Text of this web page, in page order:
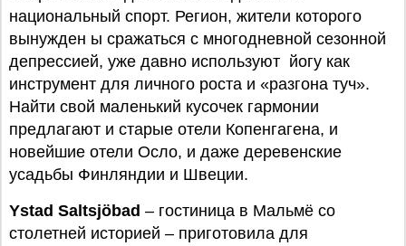
национальный спорт. Регион, жители которого
вынужден ы сражаться с многодневной сезонной
депрессией, уже давно используют йогу как
инструмент для личного роста и «разгона туч».
Найти свой маленький кусочек гармонии
предлагают и старые отели Копенгагена, и
новейшие отели Осло, и даже деревенские
усадьбы Финляндии и Швеции.
Ystad Saltsjöbad – гостиница в Мальмё со
столетней историей – приготовила для